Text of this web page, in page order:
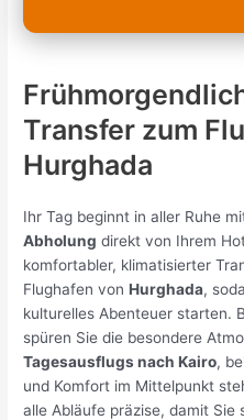
Transfer zum
Hurghada
Ihr Tag beginnt in aller Ruhe
Abholung direkt von Ihrem
komfortabler, klimatisierter
Flughafen vonHurghada,
kulturelles Abenteuer starten.
spüren Sie die besondere
Tagesausflugs nach Kairo,
und Komfort im Mittelpunkt
alle Abläufe präzise, damit Sie